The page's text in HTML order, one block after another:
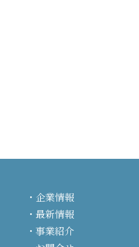
企業情報
最新情報
事業紹介